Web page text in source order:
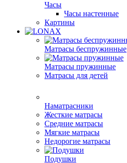
Часы
Часы настенные
Картины
Матрасы беспружинные
Матрасы пружинные
Матрасы для детей
Наматрасники
Жесткие матрасы
Средние матрасы
Мягкие матрасы
Недорогие матрасы
Подушки